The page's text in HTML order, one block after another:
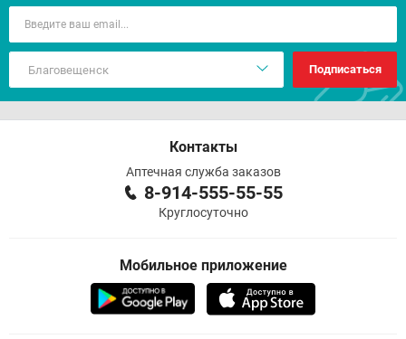
Подписаться
Контакты
Аптечная служба заказов
8-914-555-55-55
Круглосуточно
Мобильное приложение